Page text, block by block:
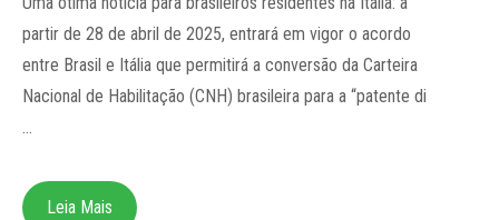
partir de 28 de abril de 2025, entrará em vigor o acordo
entre Brasil e Itália que permitirá a conversão da Carteira
Nacional de Habilitação (CNH) brasileira para a “patente di
…
Leia Mais